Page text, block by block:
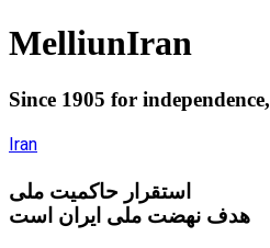
MelliunIran
Since 1905 for independence,
Iran
استقرار حاکميت ملی
هدف نهضت ملی ایران است